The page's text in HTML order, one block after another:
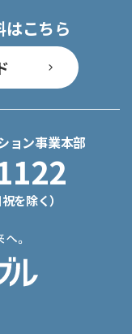
こちら
ョン事業本部
を除く）